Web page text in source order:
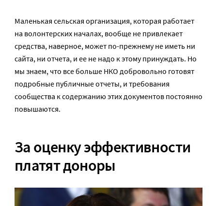
Маленькая сельская организация, которая работает
на волонтерских началах, вообще не привлекает
средства, наверное, может по-прежнему не иметь ни
сайта, ни отчета, и ее не надо к этому принуждать. Но
мы знаем, что все больше НКО добровольно готовят
подробные публичные отчеты, и требования
сообщества к содержанию этих документов постоянно
повышаются.
За оценку эффективности
платят доноры